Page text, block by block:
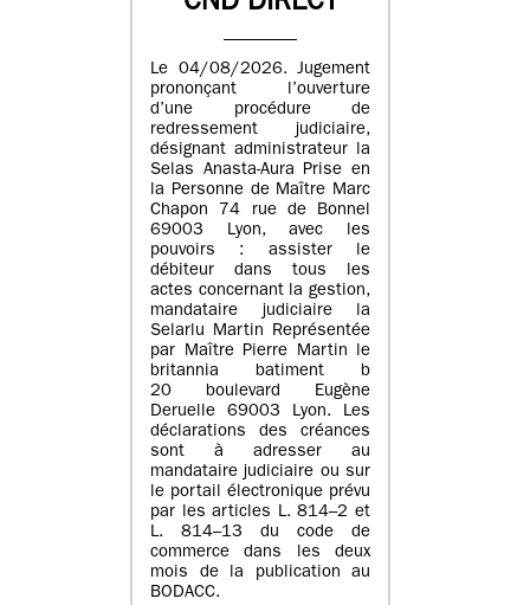
Le 04/08/2026. Jugement
prononçant l’ouverture
d’une procédure de
redressement judiciaire,
désignant administrateur la
Selas Anasta-Aura Prise en
la Personne de Maître Marc
Chapon 74 rue de Bonnel
69003 Lyon, avec les
pouvoirs : assister le
débiteur dans tous les
actes concernant la gestion,
mandataire judiciaire la
Selarlu Martin Représentée
par Maître Pierre Martin le
britannia batiment b
20 boulevard Eugène
Deruelle 69003 Lyon. Les
déclarations des créances
sont à adresser au
mandataire judiciaire ou sur
le portail électronique prévu
par les articles L. 814–2 et
L. 814–13 du code de
commerce dans les deux
mois de la publication au
BODACC.